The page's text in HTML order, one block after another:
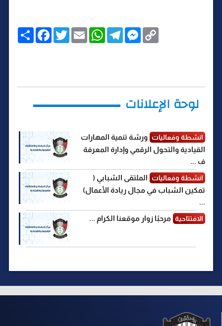
ا
ن
ش
F
a
c
k
T
w
i
E
m
a
W
h
a
p
T
e
l
m
M
e
s
e
C
o
p
k
لوحة الإعلانات
انشطة وفعاليات ورشة تنمية المهارات
القيادية والتحول الرقمي وإدارة المعرفة
ف ...
انشطة وفعاليات
الملتقى الشبابي (
تمكين الشباب في مجال ريادة الأعمال)
...
الافتتاحية مرحبًا زوار موقعنا الكرام ...